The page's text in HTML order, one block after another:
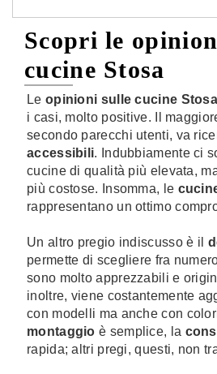
Scopri le
cucine Stosa
Le opinioni sulle cucine Stosa
i casi, molto positive. Il
secondo parecchi utenti, va
accessibili. Indubbiamente ci
cucine di qualità più elevata,
più costose. Insomma, le
rappresentano un ottimo
Un altro pregio indiscusso è il
permette di scegliere fra
sono molto apprezzabili e
inoltre, viene costantemente
con modelli ma anche con
montaggio è semplice, la
rapida; altri pregi, questi, non